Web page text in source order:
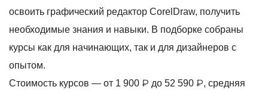
освоить графический редактор CorelDraw, получить
необходимые знания и навыки. В подборке собраны
курсы как для начинающих, так и для дизайнеров с
опытом.
Стоимость курсов — от 1 900 ₽ до 52 590 ₽, средняя
Разработка
Маркетинг
Дизайн